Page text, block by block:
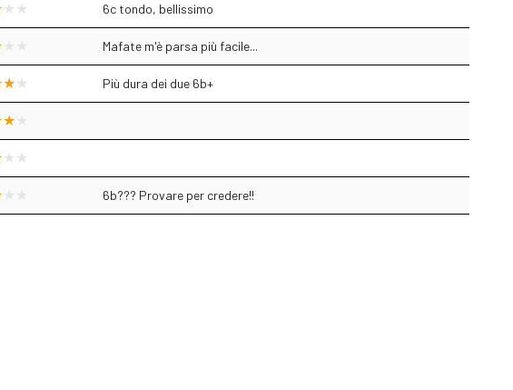
6c tondo, bellissimo
Mafate m'è parsa più facile...
Più dura dei due 6b+
6b??? Provare per credere!!